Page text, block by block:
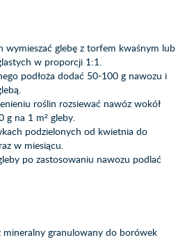
wymieszać glebę z torfem kwaśnym lub
w proporcji 1:1.
podłoża dodać 50-100 g nawozu i
roślin rozsiewać nawóz wokół
g na 1 m² gleby.
podzielonych od kwietnia do
w miesiącu.
po zastosowaniu nawozu podlać
mineralny granulowany do borówek